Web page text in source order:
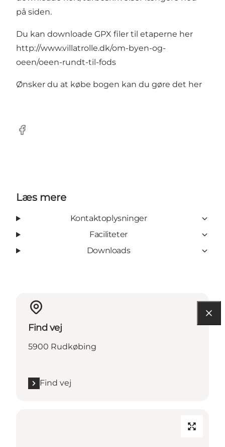
på siden.
Du kan downloade GPX filer til etaperne her
http://www.villatrolle.dk/om-byen-og-
oeen/oeen-rundt-til-fods
Ønsker du at købe bogen kan du gøre det her
Facebook
Læs mere
Kontaktoplysninger
Faciliteter
Downloads
Find vej
5900 Rudkøbing
Find vej